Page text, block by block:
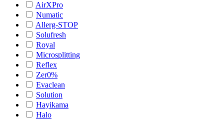
AirXPro
Numatic
Allerg-STOP
Solufresh
Royal
Microsplitting
Reflex
Zer0%
Evaclean
Solution
Hayikama
Halo